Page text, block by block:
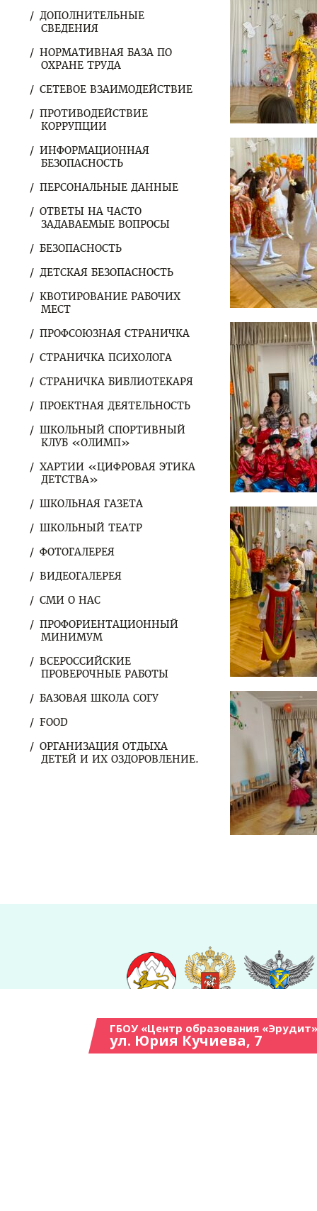
ДОПОЛНИТЕЛЬНЫЕ
СВЕДЕНИЯ
НОРМАТИВНАЯ БАЗА ПО
ОХРАНЕ ТРУДА
СЕТЕВОЕ ВЗАИМОДЕЙСТВИЕ
ПРОТИВОДЕЙСТВИЕ
КОРРУПЦИИ
ИНФОРМАЦИОННАЯ
БЕЗОПАСНОСТЬ
ПЕРСОНАЛЬНЫЕ ДАННЫЕ
ОТВЕТЫ НА ЧАСТО
ЗАДАВАЕМЫЕ ВОПРОСЫ
БЕЗОПАСНОСТЬ
ДЕТСКАЯ БЕЗОПАСНОСТЬ
КВОТИРОВАНИЕ РАБОЧИХ
МЕСТ
ПРОФСОЮЗНАЯ СТРАНИЧКА
СТРАНИЧКА ПСИХОЛОГА
СТРАНИЧКА БИБЛИОТЕКАРЯ
ПРОЕКТНАЯ ДЕЯТЕЛЬНОСТЬ
ШКОЛЬНЫЙ СПОРТИВНЫЙ
КЛУБ «ОЛИМП»
ХАРТИИ «ЦИФРОВАЯ ЭТИКА
ДЕТСТВА»
ШКОЛЬНАЯ ГАЗЕТА
ШКОЛЬНЫЙ ТЕАТР
ФОТОГАЛЕРЕЯ
ВИДЕОГАЛЕРЕЯ
СМИ О НАС
ПРОФОРИЕНТАЦИОННЫЙ
МИНИМУМ
ВСЕРОССИЙСКИЕ
ПРОВЕРОЧНЫЕ РАБОТЫ
БАЗОВАЯ ШКОЛА СОГУ
FOOD
ОРГАНИЗАЦИЯ ОТДЫХА
ДЕТЕЙ И ИХ ОЗДОРОВЛЕНИЕ.
ГБОУ «Центр образования
ул. Юрия Кучиева, 7